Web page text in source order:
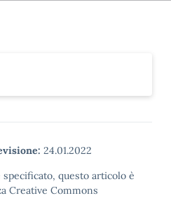
24.01.2022
questo articolo è
Creative Commons